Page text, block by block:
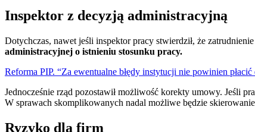
Inspektor z decyzją administracyjną
Dotychczas, nawet jeśli inspektor pracy stwierdził, że
administracyjnej o istnieniu stosunku pracy.
Reforma PIP. “Za ewentualne błędy instytucji nie powinien
Jednocześnie rząd pozostawił możliwość korekty umowy. Jeśli
W sprawach skomplikowanych nadal możliwe będzie
Ryzyko dla firm